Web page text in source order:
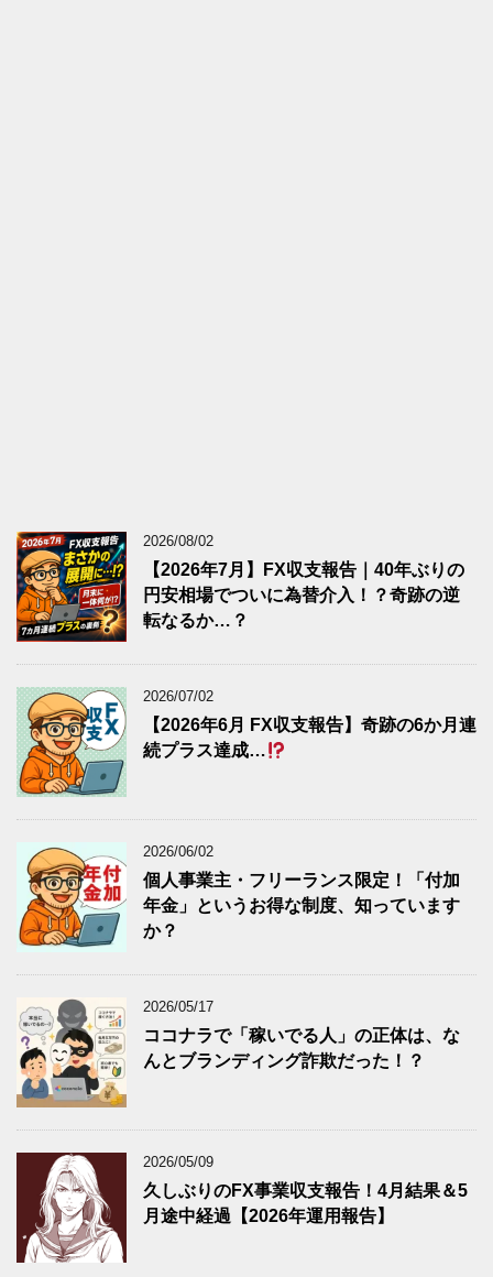
2026/08/02
【2026年7月】FX収支報告｜40年ぶりの
円安相場でついに為替介入！？奇跡の逆
転なるか…？
2026/07/02
【2026年6月 FX収支報告】奇跡の6か月連
続プラス達成…
2026/06/02
個人事業主・フリーランス限定！「付加
年金」というお得な制度、知っています
か？
2026/05/17
ココナラで「稼いでる人」の正体は、な
んとブランディング詐欺だった！？
2026/05/09
久しぶりのFX事業収支報告！4月結果＆5
月途中経過【2026年運用報告】